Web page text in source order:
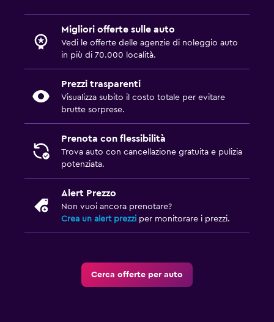
Migliori offerte sulle auto
Vedi le offerte delle agenzie di noleggio auto
in più di 70.000 località.
Prezzi trasparenti
Visualizza subito il costo totale per evitare
brutte sorprese.
Prenota con flessibilità
Trova auto con cancellazione gratuita e pulizia
potenziata.
Alert Prezzo
Non vuoi ancora prenotare?
Crea un alert prezzi per monitorare i prezzi.
Cerca offerte per auto